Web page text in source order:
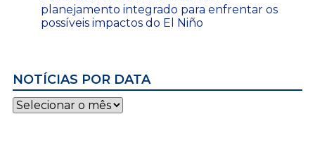
planejamento integrado para enfrentar os
possíveis impactos do El Niño
NOTÍCIAS POR DATA
Notícias
por